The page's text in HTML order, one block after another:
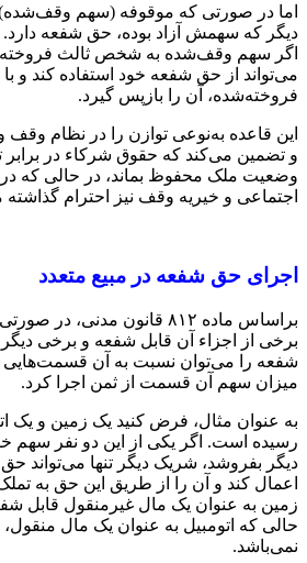
اما در صورتی که موقوفه (سهم
دیگر که سهمش آزاد بوده، حق شفعه دارد.
اگر سهم وقف‌شده به شخص ثالث فروخته
می‌تواند از حق شفعه خود استفاده کند و
فروخته‌شده، آن را بازپس گیرد.
این قاعده به‌نوعی توازن را در نظام وقف
و تضمین می‌کند که حقوق شرکاء در برابر
وضعیت ملک محفوظ بماند، در حالی که
اجتماعی و خیریه وقف نیز احترام
اجرای حق شفعه در مبیع متعدد
براساس ماده ۸۱۲ قانون مدنی،
برخی از اجزاء آن قابل شفعه و برخی
شفعه را می‌توان نسبت به آن قسمت‌هایی
میزان سهم آن قسمت از ثمن اجرا کرد.
به عنوان مثال، فرض کنید یک زمین و یک
رسیده است. اگر یکی از این دو نفر سهم خود
دیگر بفروشد، شریک دیگر تنها می‌تواند
اعمال کند و آن را از طریق این حق به
زمین به عنوان یک مال غیرمنقول قابل
حالی که اتومبیل به عنوان یک مال
نمی‌باشد.